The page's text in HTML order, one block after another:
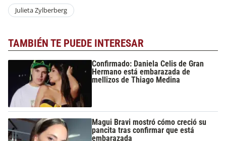
Julieta Zylberberg
TAMBIÉN TE PUEDE INTERESAR
Confirmado: Daniela Celis de Gran
Hermano está embarazada de
mellizos de Thiago Medina
Magui Bravi mostró cómo creció su
pancita tras confirmar que está
embarazada